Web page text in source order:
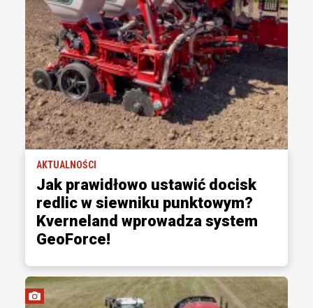
AKTUALNOŚCI
Jak prawidłowo ustawić docisk
redlic w siewniku punktowym?
Kverneland wprowadza system
GeoForce!